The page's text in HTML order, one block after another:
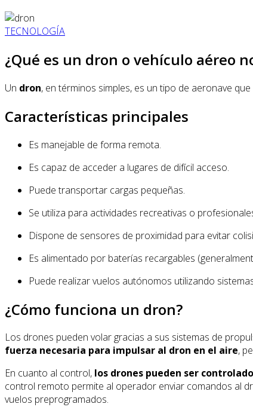
TECNOLOGÍA
¿Qué es un dron o vehículo aéreo
Un dron, en términos simples, es un tipo de aeronave
Características principales
Es manejable de forma remota.
Es capaz de acceder a lugares de difícil acceso.
Puede transportar cargas pequeñas.
Se utiliza para actividades recreativas o
Dispone de sensores de proximidad para evitar
Es alimentado por baterías recargables
Puede realizar vuelos autónomos utilizando
¿Cómo funciona un dron?
Los drones pueden volar gracias a sus sistemas de
fuerza necesaria para impulsar al dron en el aire,
En cuanto al control, los drones pueden ser
control remoto permite al operador enviar comandos al
vuelos preprogramados.